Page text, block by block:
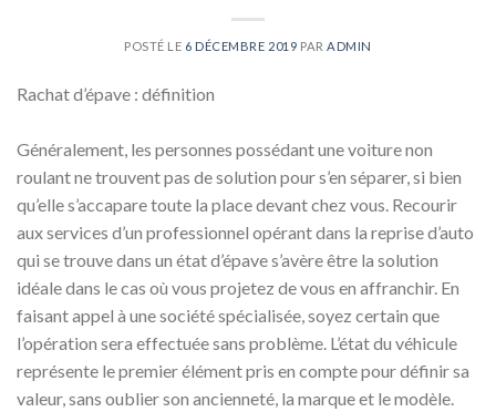
POSTÉ LE 6 DÉCEMBRE 2019 PAR ADMIN
Rachat d’épave : définition
Généralement, les personnes possédant une voiture non
roulant ne trouvent pas de solution pour s’en séparer, si bien
qu’elle s’accapare toute la place devant chez vous. Recourir
aux services d’un professionnel opérant dans la reprise d’auto
qui se trouve dans un état d’épave s’avère être la solution
idéale dans le cas où vous projetez de vous en affranchir. En
faisant appel à une société spécialisée, soyez certain que
l’opération sera effectuée sans problème. L’état du véhicule
représente le premier élément pris en compte pour définir sa
valeur, sans oublier son ancienneté, la marque et le modèle.